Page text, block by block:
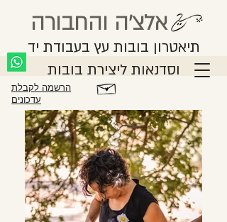
תיאטרון בובות עץ בעבודת יד
וסדנאות ליצירת בובות
אלצ'ה והחבורה
הרשמה לקבלת
עדכונים